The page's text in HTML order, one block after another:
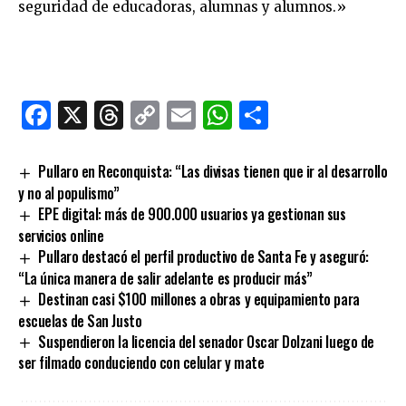
seguridad de educadoras, alumnas y alumnos.»
Facebook
X Threads
CopyEmailWhatsApp
Pullaro en Reconquista: “Las divisas tienen que ir al desarrollo
y no al populismo”
EPE digital: más de 900.000 usuarios ya gestionan sus
servicios online
Pullaro destacó el perfil productivo de Santa Fe y aseguró:
“La única manera de salir adelante es producir más”
Destinan casi $100 millones a obras y equipamiento para
escuelas de San Justo
Suspendieron la licencia del senador Oscar Dolzani luego de
ser filmado conduciendo con celular y mate